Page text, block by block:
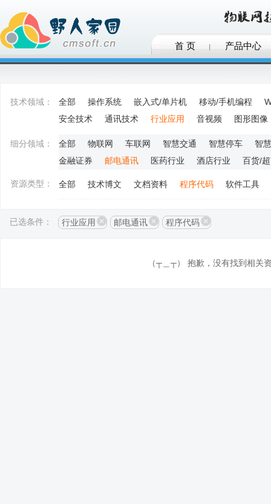
首 页 产品中心
技术领域： 全部 操作系统 嵌入式/单片机 移动/手机编程
安全技术
通讯技术 行业应用 音视频 图形图像
细分领域： 全部 物联网 车联网 智慧交通 智慧停车
智
金融证券
邮电通讯 医药行业 酒店行业 百货/
资源类型： 全部 技术博文 文档资料 程序代码 软件工具
已选条件： 行业应用 邮电通讯 程序代码
（┬＿┬） 抱歉，没有找到相关